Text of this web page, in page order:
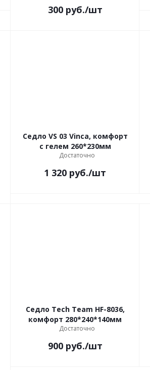
300руб./шт
Седло VS 03 Vinca, комфорт
с гелем 260*230мм
Достаточно
1 320 руб./шт
Седло Tech Team HF-8036,
комфорт 280*240*140мм
Достаточно
900руб./шт